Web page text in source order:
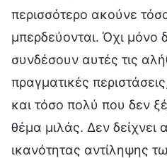
περισσότερο ακούνε
μπερδεύονται. Όχι μόνο
συνδέσουν αυτές τις
πραγματικές
και τόσο πολύ που δεν
θέμα μιλάς. Δεν δείχνει
ικανότητας αντίληψης